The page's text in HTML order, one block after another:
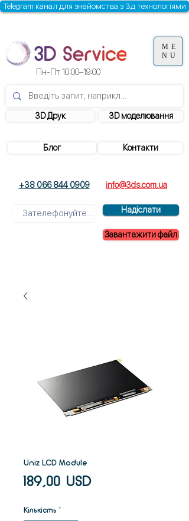
3D моделювання
Контакти
3D Друк
+38 066 844 0909 info@3ds.com.ua
Надіслати
Завантажити файл
Блог
Пн-Пт 10:00–19:00
Telegram канал для знайомства з 3д технологіями
ME
NU
Uniz LCD Module
189,00 USDЦіна
Кількість *